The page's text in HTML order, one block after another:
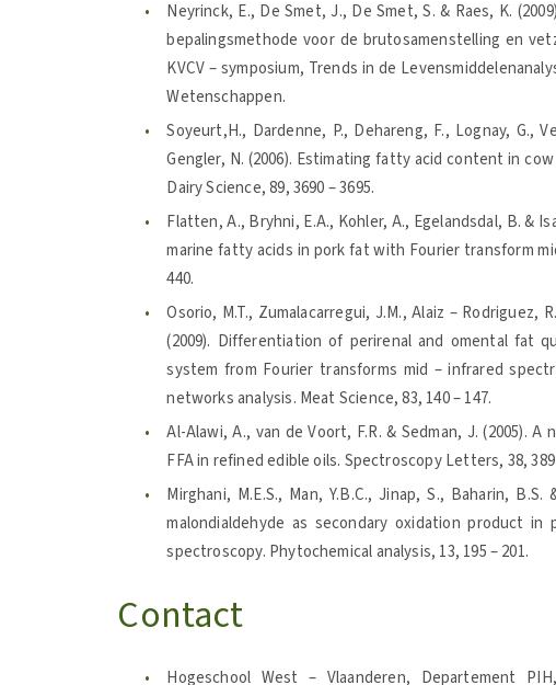
Neyrinck, E., De Smet, J., De Smet, S. & Raes, K.
bepalingsmethode voor de brutosamenstelling en
KVCV – symposium, Trends in de
Wetenschappen.
Soyeurt,H., Dardenne, P., Dehareng, F., Lognay, G.,
Gengler, N. (2006). Estimating fatty acid content in
Dairy Science, 89, 3690 – 3695.
Flatten, A., Bryhni, E.A., Kohler, A., Egelandsdal, B. &
marine fatty acids in pork fat with Fourier transform
440.
Osorio, M.T., Zumalacarregui, J.M., Alaiz – Rodriguez,
(2009). Differentiation of perirenal and omental fat
system from Fourier transforms mid – infrared
networks analysis. Meat Science, 83, 140 – 147.
Al-Alawi, A., van de Voort, F.R. & Sedman, J. (2005).
FFA in refined edible oils. Spectroscopy Letters, 38, 389
Mirghani, M.E.S., Man, Y.B.C., Jinap, S., Baharin,
malondialdehyde as secondary oxidation product
spectroscopy. Phytochemical analysis, 13, 195 – 201.
Contact
Hogeschool West – Vlaanderen, Departement